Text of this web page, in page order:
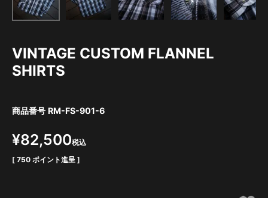
VINTAGE CUSTOM FLANNEL
SHIRTS
商品番号 RM-FS-901-6
¥82,500税込
[ 750 ポイント進呈 ]